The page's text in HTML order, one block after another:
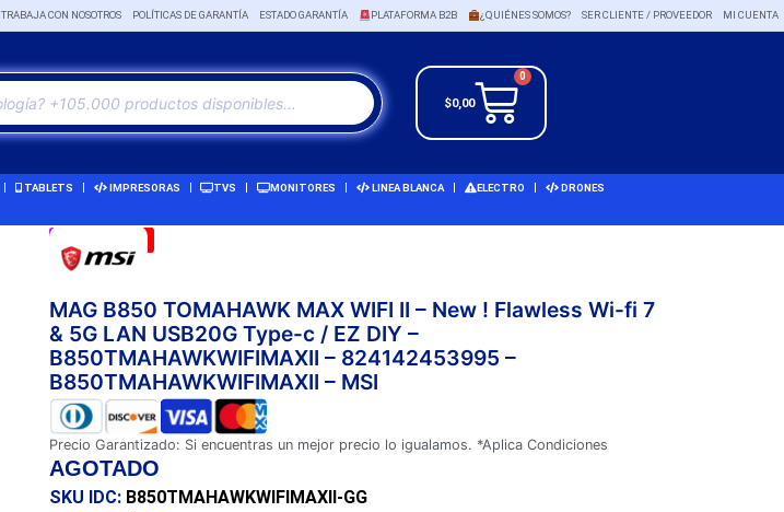
TRABAJA CON NOSOTROS POLÍTICAS DE GARANTÍA ESTADO GARANTÍA PLATAFORMA B2B ¿QUIÉNES SOMOS? SER CLIENTE / PROVEEDOR MI CUENTA
$0,00
0
TABLETS IMPRESORAS TVS MONITORES LINEA BLANCA ELECTRO DRONES
MAG B850 TOMAHAWK MAX WIFI II – New ! Flawless Wi-fi 7
& 5G LAN USB20G Type-c / EZ DIY –
B850TMAHAWKWIFIMAXII – 824142453995 –
B850TMAHAWKWIFIMAXII – MSI
Precio Garantizado: Si encuentras un mejor precio lo igualamos. *Aplica Condiciones
AGOTADO
SKU IDC: B850TMAHAWKWIFIMAXII-GG